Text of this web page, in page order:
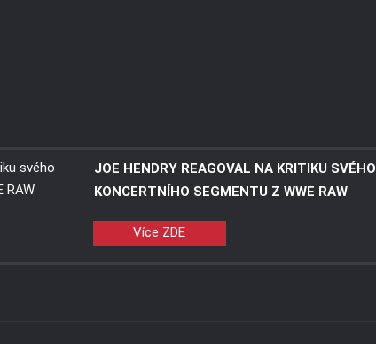
JOE HENDRY REAGOVAL NA KRITIKU SVÉHO
KONCERTNÍHO SEGMENTU Z WWE RAW
Více ZDE